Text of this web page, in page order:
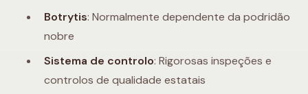
Botrytis: Normalmente dependente da podridão
nobre
Sistema de controlo: Rigorosas inspeções e
controlos de qualidade estatais